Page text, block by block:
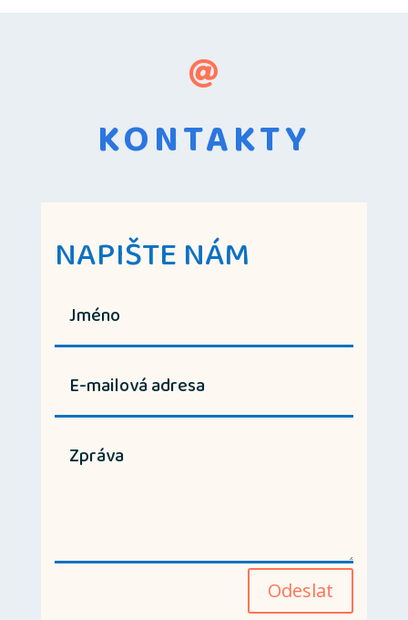

KONTAKTY
NAPIŠTE NÁM
Odeslat